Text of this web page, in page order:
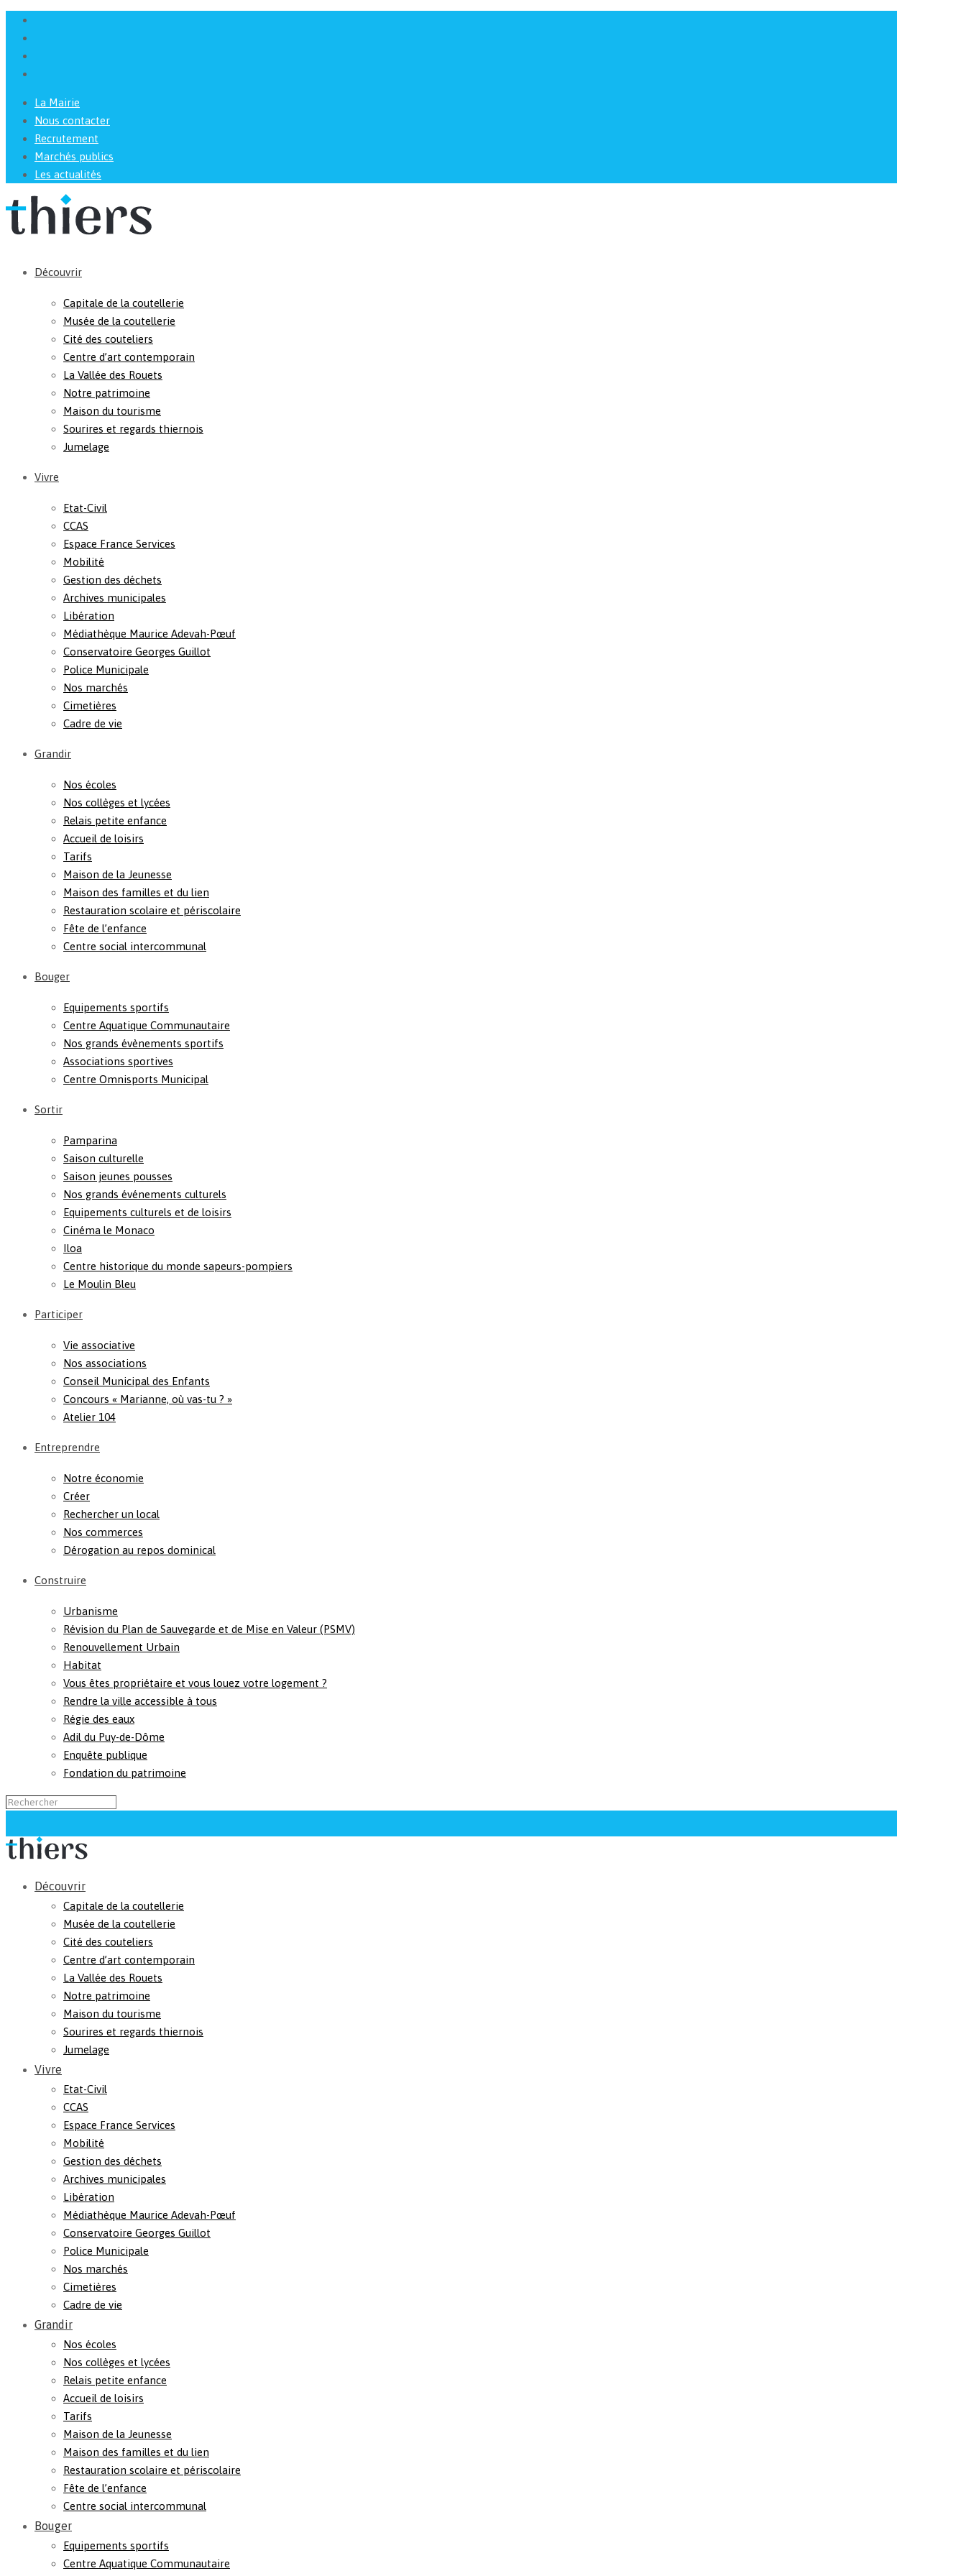
La Mairie
Nous contacter
Recrutement
Marchés publics
Les actualités
Découvrir
Capitale de la coutellerie
Musée de la coutellerie
Cité des couteliers
Centre d’art contemporain
La Vallée des Rouets
Notre patrimoine
Maison du tourisme
Sourires et regards thiernois
Jumelage
Vivre
Etat-Civil
CCAS
Espace France Services
Mobilité
Gestion des déchets
Archives municipales
Libération
Médiathèque Maurice Adevah-Pœuf
Conservatoire Georges Guillot
Police Municipale
Nos marchés
Cimetières
Cadre de vie
Grandir
Nos écoles
Nos collèges et lycées
Relais petite enfance
Accueil de loisirs
Tarifs
Maison de la Jeunesse
Maison des familles et du lien
Restauration scolaire et périscolaire
Fête de l’enfance
Centre social intercommunal
Bouger
Equipements sportifs
Centre Aquatique Communautaire
Nos grands évènements sportifs
Associations sportives
Centre Omnisports Municipal
Sortir
Pamparina
Saison culturelle
Saison jeunes pousses
Nos grands événements culturels
Equipements culturels et de loisirs
Cinéma le Monaco
Iloa
Centre historique du monde sapeurs-pompiers
Le Moulin Bleu
Participer
Vie associative
Nos associations
Conseil Municipal des Enfants
Concours « Marianne, où vas-tu ? »
Atelier 104
Entreprendre
Notre économie
Créer
Rechercher un local
Nos commerces
Dérogation au repos dominical
Construire
Urbanisme
Révision du Plan de Sauvegarde et de Mise en Valeur (PSMV)
Renouvellement Urbain
Habitat
Vous êtes propriétaire et vous louez votre logement ?
Rendre la ville accessible à tous
Régie des eaux
Adil du Puy-de-Dôme
Enquête publique
Fondation du patrimoine
Découvrir
Capitale de la coutellerie
Musée de la coutellerie
Cité des couteliers
Centre d’art contemporain
La Vallée des Rouets
Notre patrimoine
Maison du tourisme
Sourires et regards thiernois
Jumelage
Vivre
Etat-Civil
CCAS
Espace France Services
Mobilité
Gestion des déchets
Archives municipales
Libération
Médiathèque Maurice Adevah-Pœuf
Conservatoire Georges Guillot
Police Municipale
Nos marchés
Cimetières
Cadre de vie
Grandir
Nos écoles
Nos collèges et lycées
Relais petite enfance
Accueil de loisirs
Tarifs
Maison de la Jeunesse
Maison des familles et du lien
Restauration scolaire et périscolaire
Fête de l’enfance
Centre social intercommunal
Bouger
Equipements sportifs
Centre Aquatique Communautaire